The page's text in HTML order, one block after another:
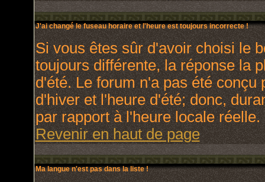
J'ai changé le fuseau horaire et l'heure est toujours incorrecte !
Si vous êtes sûr d'avoir choisi le
toujours différente, la réponse la
d'été. Le forum n'a pas été
d'hiver et l'heure d'été; donc,
par rapport à l'heure locale réelle.
Revenir en haut de page
Ma langue n'est pas dans la liste !